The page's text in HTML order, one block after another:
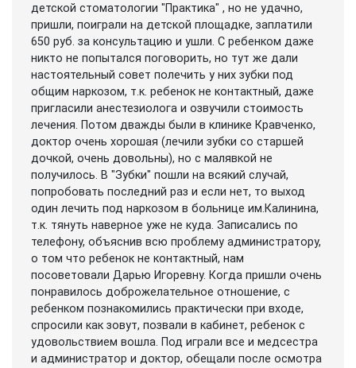
детской стоматологии "Практика" , но не удачно,
пришли, поиграли на детской площадке, заплатили
650 руб. за консультацию и ушли. С ребенком даже
никто не попытался поговорить, но тут же дали
настоятельный совет полечить у них зубки под
общим наркозом, т.к. ребенок не контактный, даже
пригласили анестезиолога и озвучили стоимость
лечения. Потом дважды были в клинике Кравченко,
доктор очень хорошая (лечили зубки со старшей
дочкой, очень довольны), но с малявкой не
получилось. В "Зубки" пошли на всякий случай,
попробовать последний раз и если нет, то выход
один лечить под наркозом в больнице им.Калинина,
т.к. тянуть наверное уже не куда. Записались по
телефону, объяснив всю проблему администратору,
о том что ребенок не контактный, нам
посоветовали Дарью Игоревну. Когда пришли очень
понравилось доброжелательное отношение, с
ребенком познакомились практически при входе,
спросили как зовут, позвали в кабинет, ребенок с
удовольствием вошла. Под играли все и медсестра
и администратор и доктор, обещали после осмотра